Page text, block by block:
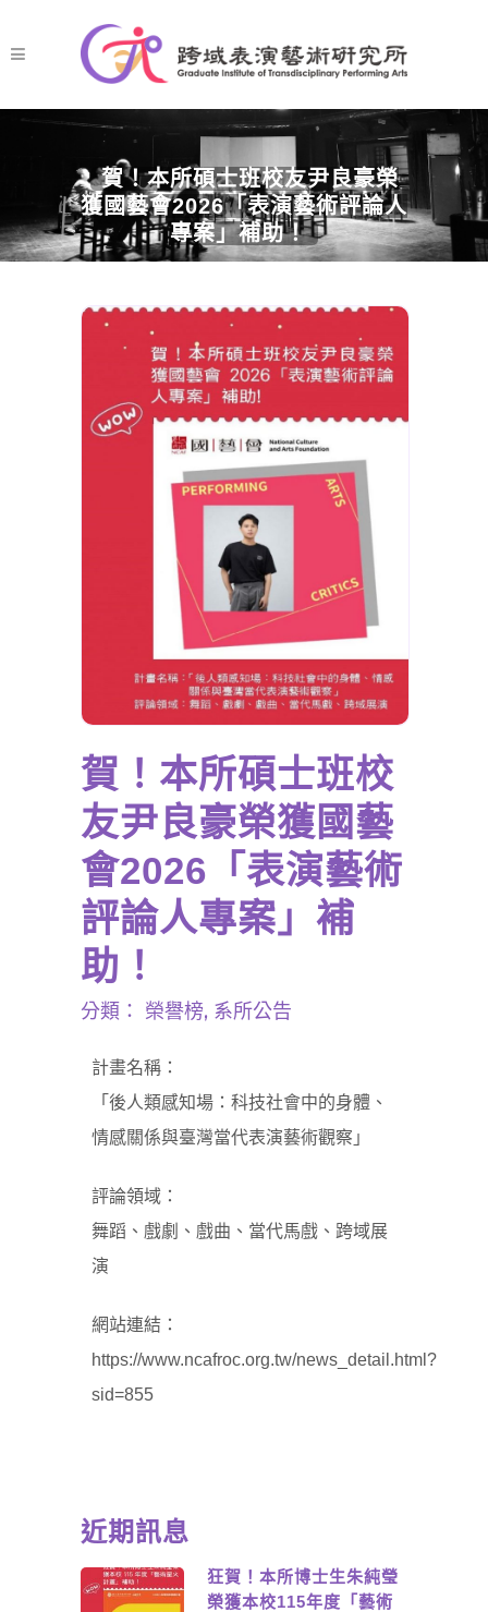
賀！本所碩士班校友尹良豪榮
獲國藝會2026「表演藝術評論人
專案」補助！
賀！本所碩士班校
友尹良豪榮獲國藝
會2026「表演藝術
評論人專案」補
助！
分類： 榮譽榜, 系所公告
計畫名稱：
「後人類感知場：科技社會中的身體、
情感關係與臺灣當代表演藝術觀察」
評論領域：
舞蹈、戲劇、戲曲、當代馬戲、跨域展
演
網站連結：
https://www.ncafroc.org.tw/news_detail.html?
sid=855
近期訊息
狂賀！本所博士生朱純瑩
榮獲本校115年度「藝術